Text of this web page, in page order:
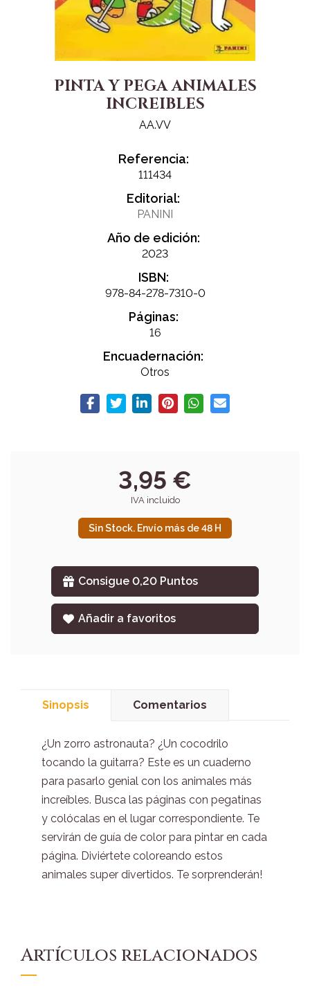
PINTA Y PEGA ANIMALES
INCREIBLES
AA.VV
Referencia:
111434
Editorial:
PANINI
Año de edición:
2023
ISBN:
978-84-278-7310-0
Páginas:
16
Encuadernación:
Otros
3,95 €
IVA incluido
Sin Stock. Envío más de 48 H
Consigue 0,20 Puntos
Añadir a favoritos
Sinopsis Comentarios
¿Un zorro astronauta? ¿Un cocodrilo
tocando la guitarra? Este es un cuaderno
para pasarlo genial con los animales más
increíbles. Busca las páginas con pegatinas
y colócalas en el lugar correspondiente. Te
servirán de guía de color para pintar en cada
página. Diviértete coloreando estos
animales super divertidos. Te sorprenderán!
Artículos relacionados